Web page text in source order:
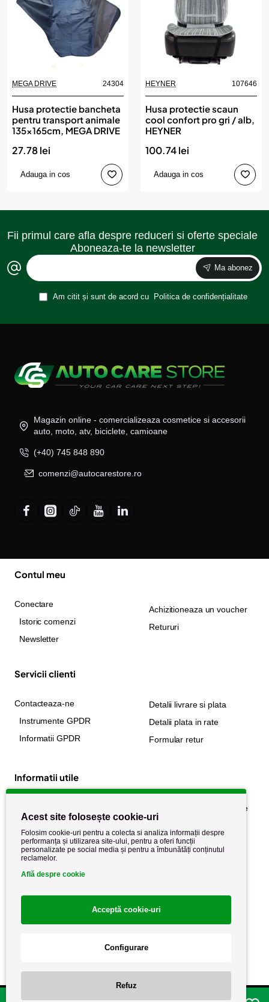
MEGA DRIVE 24304
Husa protectie bancheta
pentru transport animale
135x165cm, MEGA DRIVE
27.78 lei
Adauga in cos
HEYNER 107646
Husa protectie scaun
cool confort pro gri / alb,
HEYNER
100.74 lei
Adauga in cos
Fii primul care afla despre reduceri si oferte speciale
Aboneaza-te la newsletter
Ma abonez
Am citit și sunt de acord cu Politica de confidențialitate
Magazin online - comercializeaza cosmetice si accesorii
auto, moto, atv, biciclete, camioane
(+40) 745 848 890
comenzi@autocarestore.ro
Contul meu
Conectare
Istoric comenzi
Newsletter
Achizitioneaza un voucher
Retururi
Servicii clienti
Contacteaza-ne
Instrumente GPDR
Informatii GPDR
Detalii livrare si plata
Detalii plata in rate
Formular retur
Informatii utile
Politica de cookie
Politica de confidențialitate
Termeni si conditii
Acest site folosește cookie-uri
Folosim cookie-uri pentru a colecta si analiza informații despre
performanța și utilizarea site-ului, pentru a oferi funcții
personalizate pe social media și pentru a îmbunătăți conținutul
reclamelor.
Află despre cookie
Acceptă cookie-uri
Configurare
Refuz